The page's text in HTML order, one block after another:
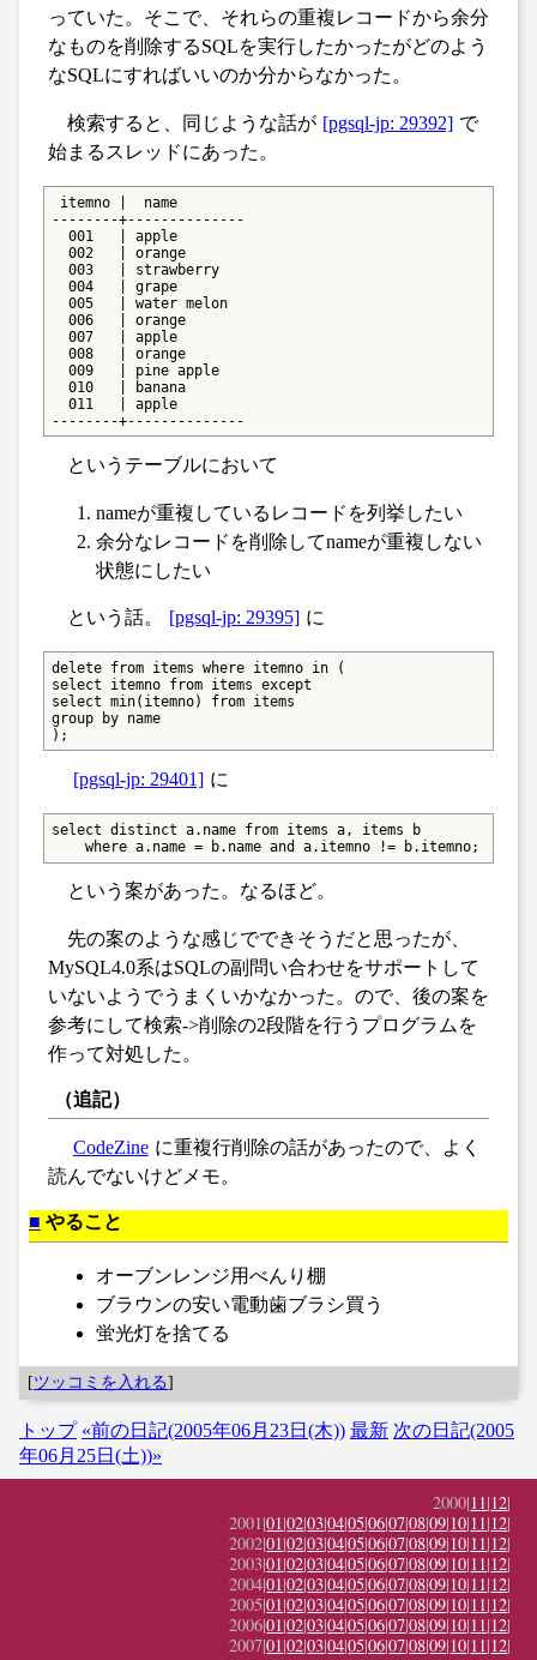
っていた。そこで、それらの重複レコードから余分
なものを削除するSQLを実行したかったがどのよう
なSQLにすればいいのか分からなかった。
検索すると、同じような話が [pgsql-jp: 29392] で
始まるスレッドにあった。
itemno |  name
--------+--------------
  001   | apple
  002   | orange
  003   | strawberry
  004   | grape
  005   | water melon
  006   | orange
  007   | apple
  008   | orange
  009   | pine apple
  010   | banana
  011   | apple
--------+--------------
というテーブルにおいて
nameが重複しているレコードを列挙したい
余分なレコードを削除してnameが重複しない
状態にしたい
という話。 [pgsql-jp: 29395] に
delete from items where itemno in (
select itemno from items except
select min(itemno) from items
group by name
);
[pgsql-jp: 29401] に
select distinct a.name from items a, items b
    where a.name = b.name and a.itemno != b.itemno;
という案があった。なるほど。
先の案のような感じでできそうだと思ったが、
MySQL4.0系はSQLの副問い合わせをサポートして
いないようでうまくいかなかった。ので、後の案を
参考にして検索->削除の2段階を行うプログラムを
作って対処した。
（追記）
CodeZine に重複行削除の話があったので、よく
読んでないけどメモ。
■ やること
オーブンレンジ用べんり棚
ブラウンの安い電動歯ブラシ買う
蛍光灯を捨てる
[ツッコミを入れる]
トップ «前の日記(2005年06月23日(木)) 最新 次の日記(2005
年06月25日(土))»
2000|11|12|
2001|01|02|03|04|05|06|07|08|09|10|11|12|
2002|01|02|03|04|05|06|07|08|09|10|11|12|
2003|01|02|03|04|05|06|07|08|09|10|11|12|
2004|01|02|03|04|05|06|07|08|09|10|11|12|
2005|01|02|03|04|05|06|07|08|09|10|11|12|
2006|01|02|03|04|05|06|07|08|09|10|11|12|
2007|01|02|03|04|05|06|07|08|09|10|11|12|